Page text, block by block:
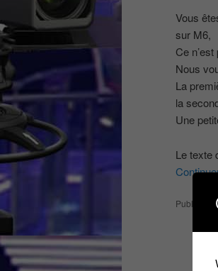
Vous
sur M6,
Ce
Nous
La
la
Une
Le texte
Publié